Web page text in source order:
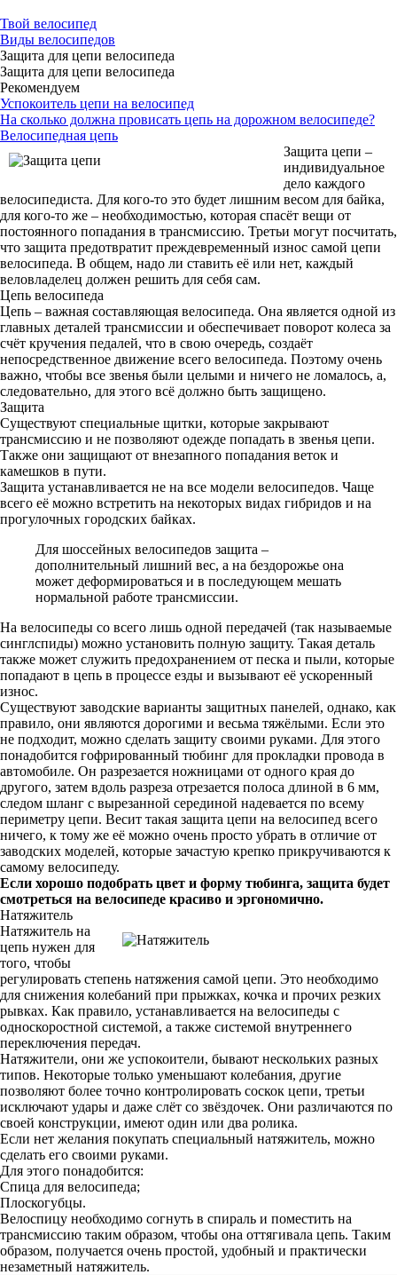
Твой велосипед
Виды велосипедов
Защита для цепи велосипеда
Защита для цепи велосипеда
Рекомендуем
Успокоитель цепи на велосипед
На сколько должна провисать цепь на дорожном велосипеде?
Велосипедная цепь
Защита цепи –
индивидуальное
дело каждого
велосипедиста. Для кого-то это будет лишним весом для байка,
для кого-то же – необходимостью, которая спасёт вещи от
постоянного попадания в трансмиссию. Третьи могут посчитать,
что защита предотвратит преждевременный износ самой цепи
велосипеда. В общем, надо ли ставить её или нет, каждый
веловладелец должен решить для себя сам.
Цепь велосипеда
Цепь – важная составляющая велосипеда. Она является одной из
главных деталей трансмиссии и обеспечивает поворот колеса за
счёт кручения педалей, что в свою очередь, создаёт
непосредственное движение всего велосипеда. Поэтому очень
важно, чтобы все звенья были целыми и ничего не ломалось, а,
следовательно, для этого всё должно быть защищено.
Защита
Существуют специальные щитки, которые закрывают
трансмиссию и не позволяют одежде попадать в звенья цепи.
Также они защищают от внезапного попадания веток и
камешков в пути.
Защита устанавливается не на все модели велосипедов. Чаще
всего её можно встретить на некоторых видах гибридов и на
прогулочных городских байках.
Для шоссейных велосипедов защита –
дополнительный лишний вес, а на бездорожье она
может деформироваться и в последующем мешать
нормальной работе трансмиссии.
На велосипеды со всего лишь одной передачей (так называемые
синглспиды) можно установить полную защиту. Такая деталь
также может служить предохранением от песка и пыли, которые
попадают в цепь в процессе езды и вызывают её ускоренный
износ.
Существуют заводские варианты защитных панелей, однако, как
правило, они являются дорогими и весьма тяжёлыми. Если это
не подходит, можно сделать защиту своими руками. Для этого
понадобится гофрированный тюбинг для прокладки провода в
автомобиле. Он разрезается ножницами от одного края до
другого, затем вдоль разреза отрезается полоса длиной в 6 мм,
следом шланг с вырезанной серединой надевается по всему
периметру цепи. Весит такая защита цепи на велосипед всего
ничего, к тому же её можно очень просто убрать в отличие от
заводских моделей, которые зачастую крепко прикручиваются к
самому велосипеду.
Если хорошо подобрать цвет и форму тюбинга, защита будет
смотреться на велосипеде красиво и эргономично.
Натяжитель
Натяжитель на
цепь нужен для
того, чтобы
регулировать степень натяжения самой цепи. Это необходимо
для снижения колебаний при прыжках, кочка и прочих резких
рывках. Как правило, устанавливается на велосипеды с
односкоростной системой, а также системой внутреннего
переключения передач.
Натяжители, они же успокоители, бывают нескольких разных
типов. Некоторые только уменьшают колебания, другие
позволяют более точно контролировать соскок цепи, третьи
исключают удары и даже слёт со звёздочек. Они различаются по
своей конструкции, имеют один или два ролика.
Если нет желания покупать специальный натяжитель, можно
сделать его своими руками.
Для этого понадобится:
Спица для велосипеда;
Плоскогубцы.
Велоспицу необходимо согнуть в спираль и поместить на
трансмиссию таким образом, чтобы она оттягивала цепь. Таким
образом, получается очень простой, удобный и практически
незаметный натяжитель.